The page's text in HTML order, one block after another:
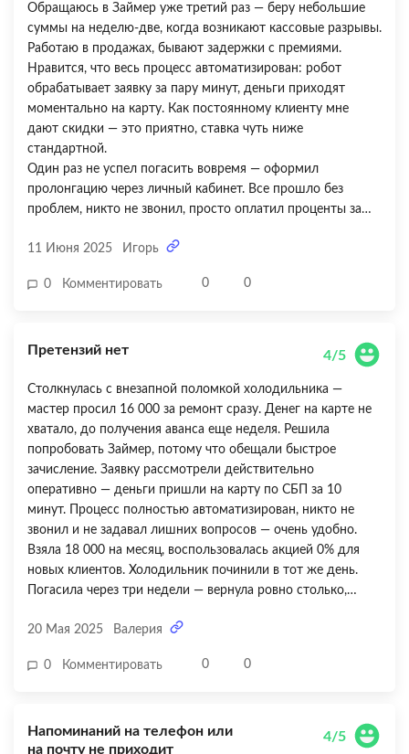
Обращаюсь в Займер уже третий раз — беру небольшие
суммы на неделю-две, когда возникают кассовые разрывы.
Работаю в продажах, бывают задержки с премиями.
Нравится, что весь процесс автоматизирован: робот
обрабатывает заявку за пару минут, деньги приходят
моментально на карту. Как постоянному клиенту мне
дают скидки — это приятно, ставка чуть ниже
стандартной.
Один раз не успел погасить вовремя — оформил
пролонгацию через личный кабинет. Все прошло без
проблем, никто не звонил, просто оплатил проценты за
процентов набежало прилично, хотя продлил всего на
не делать. Поставил бы 5, но из-за высокой стоимости
закрывать займы.
11 Июня 2025 Игорь
0 Комментировать 0 0
Претензий нет 4/5
Столкнулась с внезапной поломкой холодильника —
мастер просил 16 000 за ремонт сразу. Денег на карте не
хватало, до получения аванса еще неделя. Решила
попробовать Займер, потому что обещали быстрое
зачисление. Заявку рассмотрели действительно
оперативно — деньги пришли на карту по СБП за 10
минут. Процесс полностью автоматизирован, никто не
звонил и не задавал лишних вопросов — очень удобно.
Взяла 18 000 на месяц, воспользовалась акцией 0% для
новых клиентов. Холодильник починили в тот же день.
Погасила через три недели — вернула ровно столько,
ощутимой, если бы не попала в акцию. Посчитала — при
прилично. Поэтому совет — либо гасить быстро, либо
способов оплаты достаточно.
20 Мая 2025 Валерия
0 Комментировать 0 0
Напоминаний на телефон или
на почту не приходит
4/5